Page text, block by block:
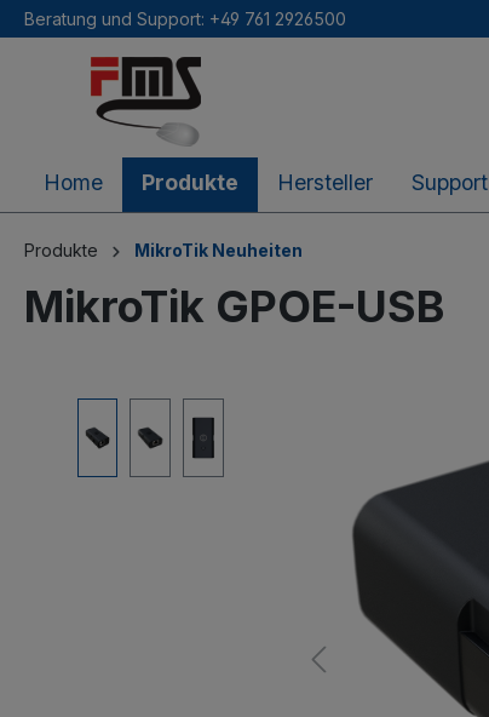
springen
Beratung und Support: +49 761 2926500
Home Produkte Hersteller Support
Produkte MikroTik Neuheiten
MikroTik GPOE-USB